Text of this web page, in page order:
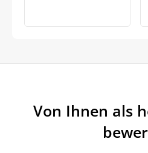
Von Ihnen als